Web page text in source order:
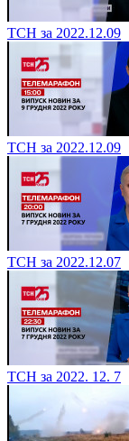
ТСН за 2022.12.09
ТСН за 2022.12.09
ТСН за 2022.12.07
ТСН за 2022. 12. 7